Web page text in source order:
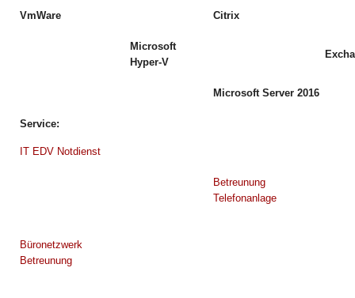
VmWare Citrix
Microsoft
Hyper-V
Microsoft Server 2016
Service:
IT EDV Notdienst
Betreunung
Telefonanlage
Büronetzwerk
Betreunung